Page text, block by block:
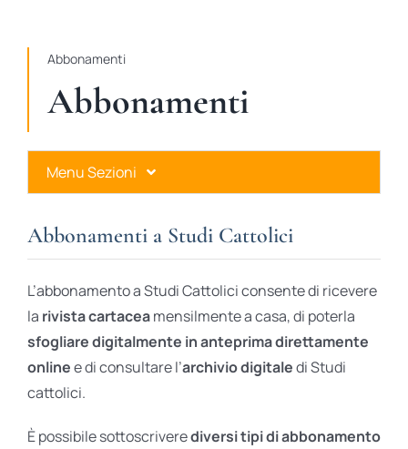
Abbonamenti
Abbonamenti
Menu Sezioni
Ares Gold
Ares Digital
Ares Gift Card
Abbonamenti a Studi Cattolici
L’abbonamento a Studi Cattolici consente di ricevere
la rivista cartaceamensilmente a casa, di poterla
sfogliare digitalmente in anteprima direttamente
onlinee di consultare l’archivio digitaledi Studi
cattolici.
È possibile sottoscriverediversi tipi di abbonamento